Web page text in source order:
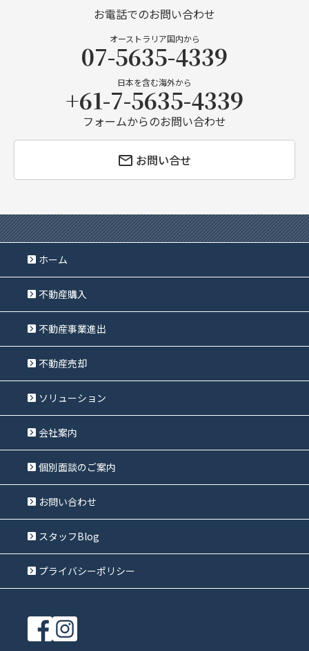
お電話でのお問い合わせ
オーストラリア国内から
07-5635-4339
日本を含む海外から
+61-7-5635-4339
フォームからのお問い合わせ
お問い合せ
ホーム
不動産購入
不動産事業進出
不動産売却
ソリューション
会社案内
個別面談のご案内
お問い合わせ
スタッフBlog
プライバシーポリシー